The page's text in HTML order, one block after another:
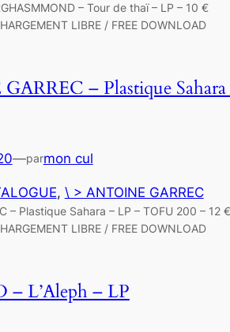
– Tour de thaï – LP – 10 €
LIBRE / FREE DOWNLOAD
– Plastique
—parmon cul
, \ > ANTOINE GARREC
– Plastique Sahara – LP – TOFU 200 – 12 €
LIBRE / FREE DOWNLOAD
L’Aleph – LP